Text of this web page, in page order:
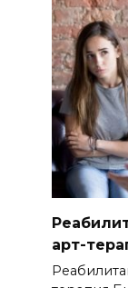
арт-